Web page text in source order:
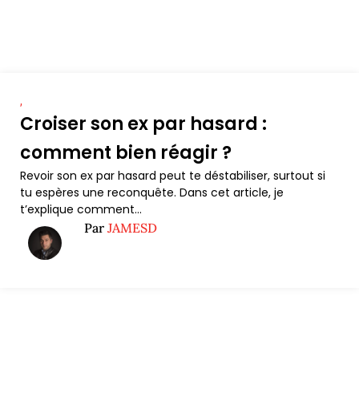
,
Croiser son ex par hasard :
comment bien réagir ?
Revoir son ex par hasard peut te déstabiliser, surtout si
tu espères une reconquête. Dans cet article, je
t’explique comment...
ParJAMESD